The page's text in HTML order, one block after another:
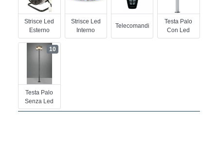
Strisce Led
Esterno
Strisce Led
Interno
Telecomandi
Testa Palo
Con Led
Testa Palo
Senza Led
10